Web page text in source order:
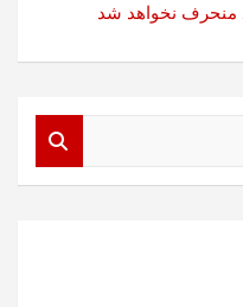
منحرف نخواهد شد